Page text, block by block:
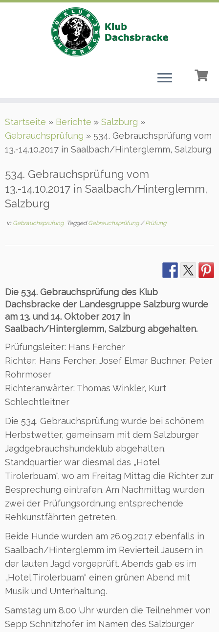
Inhalt
springen
Startseite » Berichte » Salzburg »
Gebrauchsprüfung » 534. Gebrauchsprüfung vom
13.-14.10.2017 in Saalbach/Hinterglemm, Salzburg
534. Gebrauchsprüfung vom
13.-14.10.2017 in Saalbach/Hinterglemm,
Salzburg
in Gebrauchsprüfung TaggedGebrauchsprüfung/Prüfung
Die 534. Gebrauchsprüfung des Klub
Dachsbracke der Landesgruppe Salzburg wurde
am 13. und 14. Oktober 2017 in
Saalbach/Hinterglemm, Salzburg abgehalten.
Prüfungsleiter: Hans Fercher
Richter: Hans Fercher, Josef Elmar Buchner, Peter
Rohrmoser
Richteranwärter: Thomas Winkler, Kurt
Schlechtleitner
Die 534. Gebrauchsprüfung wurde bei schönem
Herbstwetter, gemeinsam mit dem Salzburger
Jagdgebrauchshundeklub abgehalten.
Standquartier war diesmal das „Hotel
Tirolerbuam“, wo am Freitag Mittag die Richter zur
Besprechung eintrafen. Am Nachmittag wurden
zwei der Prüfungsordnung entsprechende
Rehkunstfährten getreten.
Beide Hunde wurden am 26.09.2017 ebenfalls in
Saalbach/Hinterglemm im Revierteil Jausern in
der lauten Jagd vorgeprüft. Abends gab es im
„Hotel Tirolerbuam“ einen grünen Abend mit
Musik und Unterhaltung.
Samstag um 8.00 Uhr wurden die Teilnehmer von
Sepp Schnitzhofer im Namen des Salzburger